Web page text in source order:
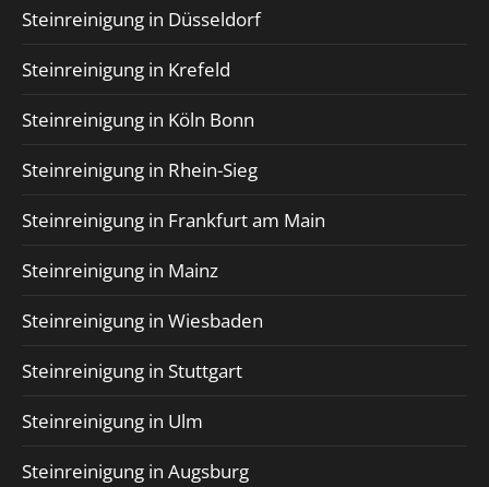
Steinreinigung in Düsseldorf
Steinreinigung in Krefeld
Steinreinigung in Köln Bonn
Steinreinigung in Rhein-Sieg
Steinreinigung in Frankfurt am Main
Steinreinigung in Mainz
Steinreinigung in Wiesbaden
Steinreinigung in Stuttgart
Steinreinigung in Ulm
Steinreinigung in Augsburg